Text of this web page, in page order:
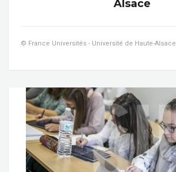
Alsace
© France Universités - Université de Haute-Alsace